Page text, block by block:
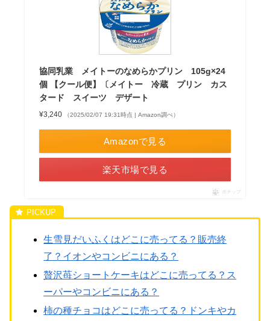
協同乳業 メイトーのなめらかプリン 105g×24
個 【クール便】〔メイトー 冷蔵 プリン カス
タード スイーツ デザート
¥3,240 （2025/02/07 19:31時点 | Amazon調べ）
Amazonで見る
楽天市場で見る
ポチップ
生雪見だいふくはどこに売ってる？販売終
了？イオンやコンビニにある？
贅沢苺ショートケーキはどこに売ってる？ス
ーパーやコンビニにある？
柿の種チョコはどこに売ってる？ドンキやカ